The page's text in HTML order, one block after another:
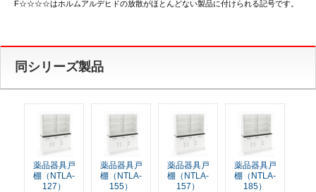
F☆☆☆☆はホルムアルデヒドの放散がほとんどない製品に付けられる記号です。
同シリーズ製品
薬品器具戸
棚（NTLA-
127）
薬品器具戸
棚（NTLA-
155）
薬品器具戸
棚（NTLA-
157）
薬品器具戸
棚（NTLA-
185）